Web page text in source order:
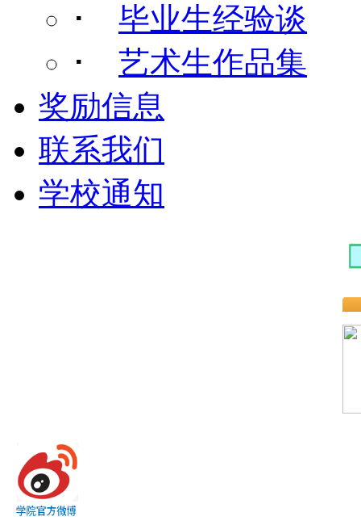
･ 毕业生经验谈
･ 艺术生作品集
奖励信息
联系我们
学校通知